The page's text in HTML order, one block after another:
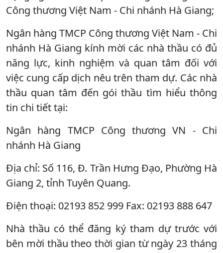
Công thương Việt Nam - Chi nhánh Hà Giang;
Ngân hàng TMCP Công thương Việt Nam - Chi
nhánh Hà Giang kính mời các nhà thầu có đủ
năng lực, kinh nghiệm và quan tâm đối với
việc cung cấp dịch nêu trên tham dự. Các nhà
thầu quan tâm đến gói thầu tìm hiểu thông
tin chi tiết tại:
Ngân hàng TMCP Công thương VN - Chi
nhánh Hà Giang
Địa chỉ: Số 116, Đ. Trần Hưng Đạo, Phường Hà
Giang 2, tỉnh Tuyên Quang.
Điện thoại: 02193 852 999 Fax: 02193 888 647
Nhà thầu có thể đăng ký tham dự trước với
bên mời thầu theo thời gian từ ngày 23 tháng